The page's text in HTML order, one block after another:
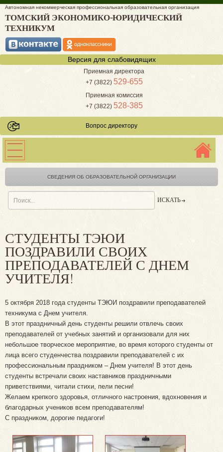
Автономная некоммерческая профессиональная образовательная организация
ТОМСКИЙ ЭКОНОМИКО-ЮРИДИЧЕСКИЙ
ТЕХНИКУМ
Версия для слабовидящих
Приемная директора
+7 (3822) 529-655
Приемная комиссия
+7 (3822) 528-385
Вопрос директору
СВЕДЕНИЯ ОБ ОБРАЗОВАТЕЛЬНОЙ ОРГАНИЗАЦИИ
СТУДЕНТЫ ТЭЮИ
ПОЗДРАВИЛИ СВОИХ
ПРЕПОДАВАТЕЛЕЙ С ДНЕМ
УЧИТЕЛЯ!
5 октября 2018 года студенты ТЭЮИ поздравили преподавателей
техникума с Днем учителя.
В этот праздничный день студенты решили отвлечь своих
преподавателей от учебных занятий и организовали для них
небольшое творческое мероприятие, во время которого студенты от
лица всего студенчества поздравили преподавателей с их
профессиональным праздником – Днем учителя! В этот день
студенты встречали своих наставников праздничными
приветствиями, читали стихи, пели песни!
Желаем крепкого здоровья, отличного настроения, вдохновения и
благодарных учеников всем преподавателям!
С праздником, дорогие педагоги!